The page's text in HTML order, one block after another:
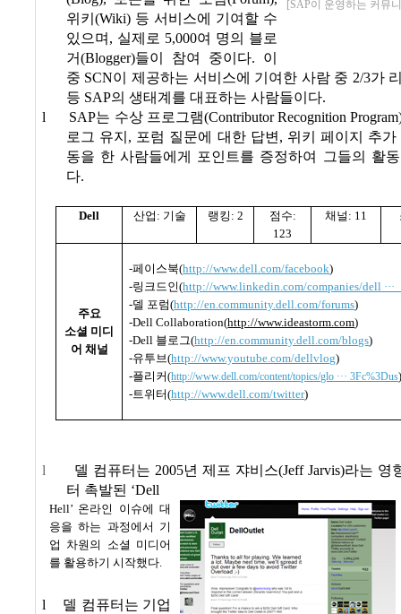
[SAP이 운영하는 커뮤
위키 (Wiki) 등 서비스에 기여할 수
있으며 , 실제로 5,000여 명의 블로
거(Blogger)들이 참여 중이다. 이
중 SCN이 제공하는 서비스에 기여한 사람 중 2/3가
등 SAP의 생태계를 대표하는 사람들이다.
l
SAP는 수상 프로그램(Contributor Recognition
로그 유지 , 포럼 질문에 대한 답변, 위키 페이지 추
동을 한 사람들에게 포인트를 증정하여 그들의 활
다.
Dell 산업 : 기술 랭킹 : 2 점수:
123
채널 : 11
주요
소셜 미디
어 채널
-페이스북(http://www.dell.com/facebook)
-링크드인(http://www.linkedin.com/companies/dell ···
-델 포럼(http://en.community.dell.com/forums)
-Dell Collaboration(http://www.ideastorm.com)
-Dell 블로그(http://en.community.dell.com/blogs)
-유투브(http://www.youtube.com/dellvlog)
-플리커(http://www.dell.com/content/topics/glo ··· 3Fc%3Dus
-트위터(http://www.dell.com/twitter)
l 델 컴퓨터는 2005년 제프 쟈비스(Jeff Jarvis)라는 영
터 촉발된 ‘Dell
Hell’ 온라인 이슈에 대
응을 하는 과정에서 기
업 차원의 소셜 미디어
를 활용하기 시작했다.
l
델 컴퓨터는 기업